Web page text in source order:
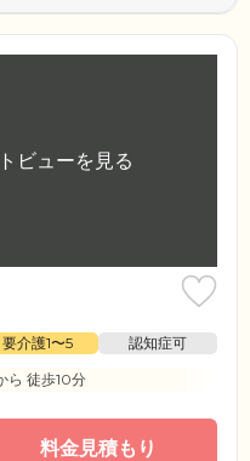
要介護1〜5
認知症可
ら 徒歩10分
料金見積もり